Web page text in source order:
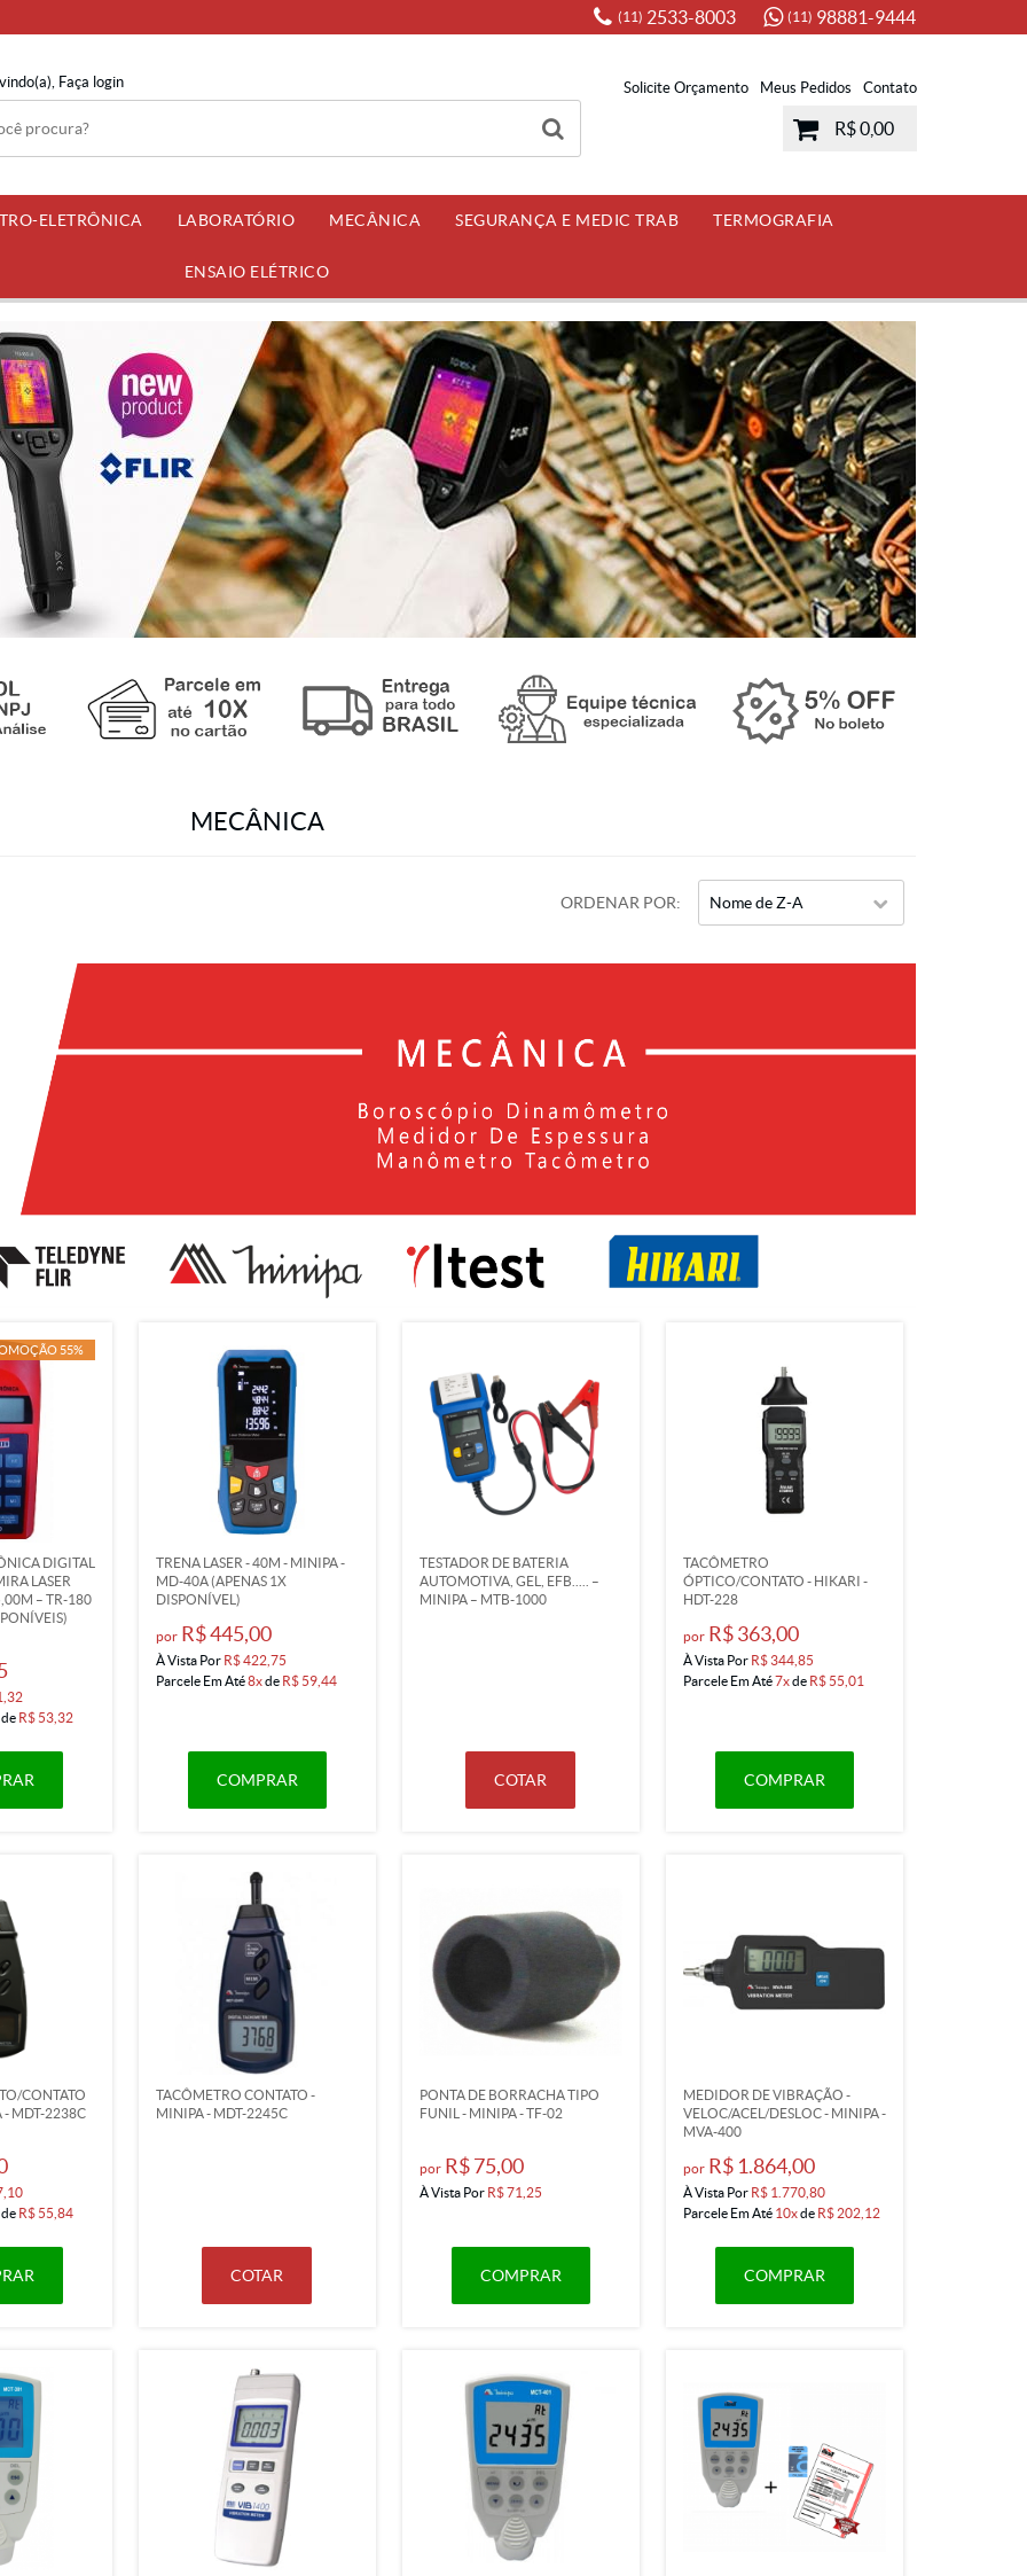
(11) 2533-8003 (11) 98881-9444
Faça login Solicite Orçamento Meus Pedidos Contato
R$ 0,00
ELETRÔNICA LABORATÓRIO MECÂNICA SEGURANÇA E MEDIC TRAB TERMOGRAFIA
ENSAIO ELÉTRICO
MECÂNICA
ORDENAR POR Nome de Z-A
55%
DIGITAL
LASER
– TR-180
R$ 53,32
TRENA LASER - 40M - MINIPA -
MD-40A (APENAS 1X
DISPONÍVEL)
por R$ 445,00
À Vista Por R$ 422,75
Parcele Em Até8xde R$ 59,44
COMPRAR
TESTADOR DE BATERIA
AUTOMOTIVA, GEL, EFB..... –
MINIPA – MTB-1000
COTAR
TACÔMETRO
ÓPTICO/CONTATO - HIKARI -
HDT-228
por R$ 363,00
À Vista Por R$ 344,85
Parcele Em Até7xde R$ 55,01
COMPRAR
CONTATO
- MDT-2238C
R$ 55,84
TACÔMETRO CONTATO -
MINIPA - MDT-2245C
COTAR
PONTA DE BORRACHA TIPO
FUNIL - MINIPA - TF-02
por R$ 75,00
À Vista Por R$ 71,25
COMPRAR
MEDIDOR DE VIBRAÇÃO -
VELOC/ACEL/DESLOC - MINIPA -
MVA-400
por R$ 1.864,00
À Vista Por R$ 1.770,80
Parcele Em Até 10xde R$ 202,12
COMPRAR